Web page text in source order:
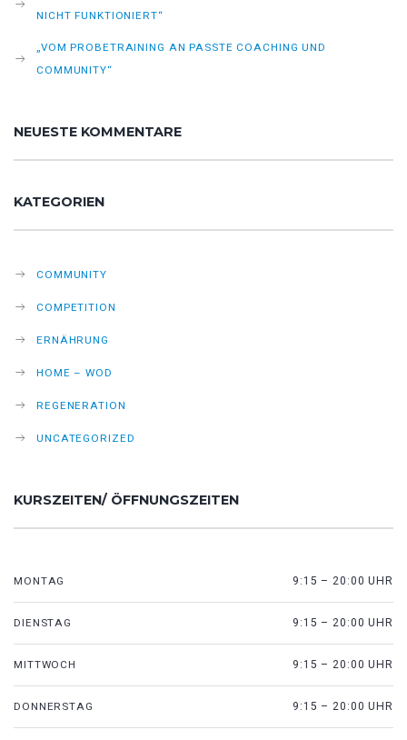
NICHT FUNKTIONIERT“
„VOM PROBETRAINING AN PASSTE COACHING UND
COMMUNITY“
NEUESTE KOMMENTARE
KATEGORIEN
COMMUNITY
COMPETITION
ERNÄHRUNG
HOME – WOD
REGENERATION
UNCATEGORIZED
KURSZEITEN/ ÖFFNUNGSZEITEN
MONTAG 9:15 – 20:00 UHR
DIENSTAG 9:15 – 20:00 UHR
MITTWOCH 9:15 – 20:00 UHR
DONNERSTAG 9:15 – 20:00 UHR